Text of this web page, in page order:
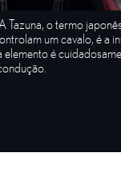
o termo
um cavalo, é a
é